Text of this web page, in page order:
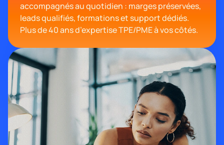
accompagnés au quotidien : marges préservées,
leads qualifiés, formations et support dédiés.
Plus de 40 ans d’expertise TPE/PME à vos côtés.